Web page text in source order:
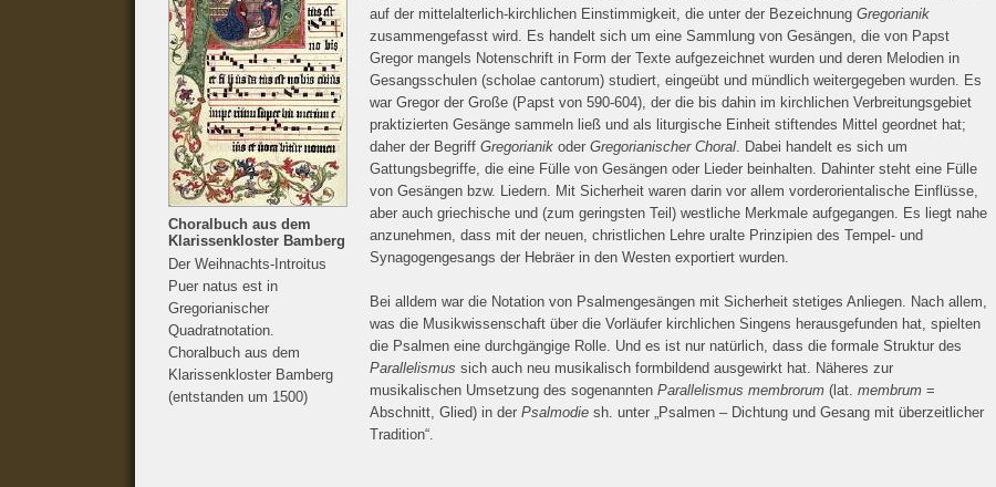
Choralbuch aus dem
Klarissenkloster Bamberg
Der Weihnachts-Introitus
Puer natus est in
Gregorianischer
Quadratnotation.
Choralbuch aus dem
Klarissenkloster Bamberg
(entstanden um 1500)
auf der mittelalterlich-kirchlichen Einstimmigkeit, die unter der Bezeichnung Gregorianik
zusammengefasst wird. Es handelt sich um eine Sammlung von Gesängen, die von Papst
Gregor mangels Notenschrift in Form der Texte aufgezeichnet wurden und deren Melodien in
Gesangsschulen (scholae cantorum) studiert, eingeübt und mündlich weitergegeben wurden. Es
war Gregor der Große (Papst von 590-604), der die bis dahin im kirchlichen Verbreitungsgebiet
praktizierten Gesänge sammeln ließ und als liturgische Einheit stiftendes Mittel geordnet hat;
daher der Begriff Gregorianik oder Gregorianischer Choral. Dabei handelt es sich um
Gattungsbegriffe, die eine Fülle von Gesängen oder Lieder beinhalten. Dahinter steht eine Fülle
von Gesängen bzw. Liedern. Mit Sicherheit waren darin vor allem vorderorientalische Einflüsse,
aber auch griechische und (zum geringsten Teil) westliche Merkmale aufgegangen. Es liegt nahe
anzunehmen, dass mit der neuen, christlichen Lehre uralte Prinzipien des Tempel- und
Synagogengesangs der Hebräer in den Westen exportiert wurden.
Bei alldem war die Notation von Psalmengesängen mit Sicherheit stetiges Anliegen. Nach allem,
was die Musikwissenschaft über die Vorläufer kirchlichen Singens herausgefunden hat, spielten
die Psalmen eine durchgängige Rolle. Und es ist nur natürlich, dass die formale Struktur des
Parallelismus sich auch neu musikalisch formbildend ausgewirkt hat. Näheres zur
musikalischen Umsetzung des sogenannten Parallelismus membrorum (lat. membrum =
Abschnitt, Glied) in der Psalmodie sh. unter „Psalmen – Dichtung und Gesang mit überzeitlicher
Tradition“.